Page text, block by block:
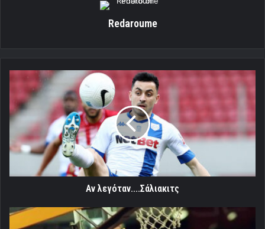
Redaroume
Αν
λεγόταν....Σάλιακιτς
Αν λεγόταν....Σάλιακιτς
Oταν